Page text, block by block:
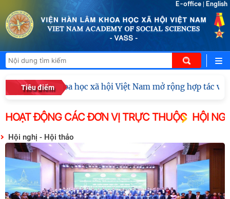
E-office English
Tiêu điểm
Hàn lâm Khoa học xã hội Việt Nam mở rộng hợp tác với
HOẠT ĐỘNG CÁC ĐƠN VỊ TRỰC THUỘC HỘI
Hội nghị - Hội thảo